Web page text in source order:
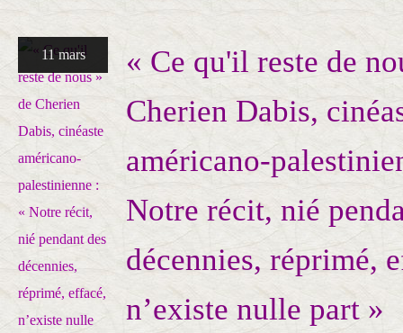
11 mars
« Ce qu'il reste de
Cherien Dabis,
américano-
Notre récit, nié
décennies, réprimé,
n’existe nulle part »